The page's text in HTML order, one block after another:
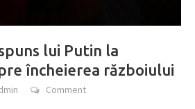
lui Putin la
încheierea războiului
Comment